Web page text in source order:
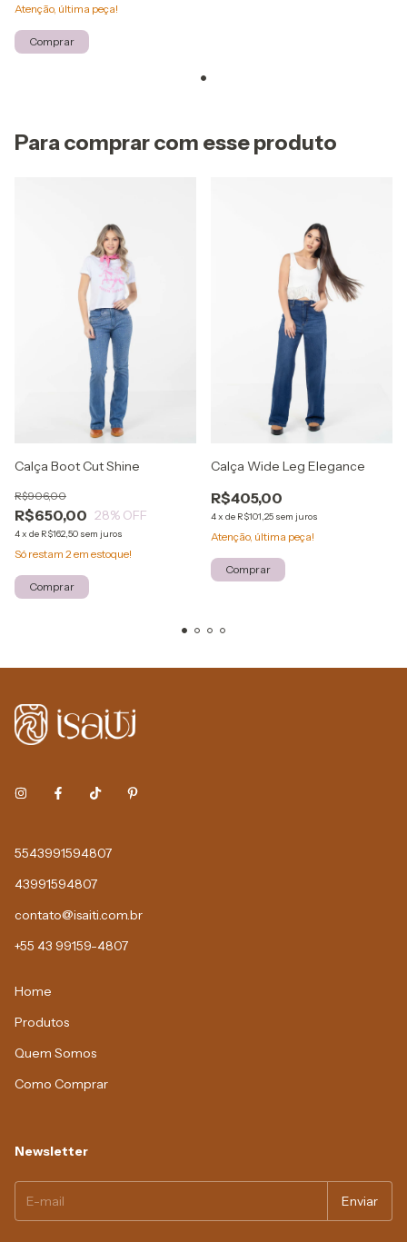
Atenção, última peça!
Comprar
Para comprar com esse produto
Calça Boot Cut Shine
R$650,00
R$906,00
28% OFF
4x de R$162,50 sem juros
Só restam 2em estoque!
Comprar
Calça Wide Leg Elegance
R$405,00
4x de R$101,25 sem juros
Atenção, última peça!
Comprar
5543991594807
43991594807
contato@isaiti.com.br
+55 43 99159-4807
Home
Produtos
Quem Somos
Como Comprar
Newsletter